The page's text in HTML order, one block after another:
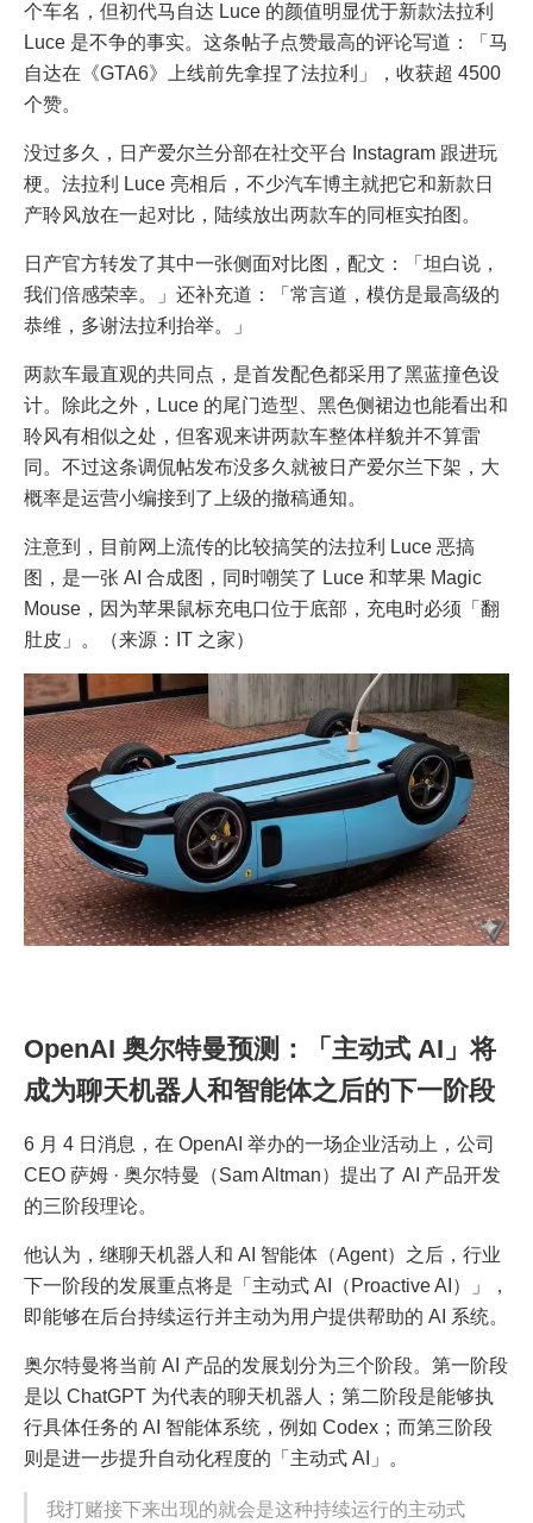
个车名，但初代马自达 Luce 的颜值明显优于新款法拉利
Luce 是不争的事实。这条帖子点赞最高的评论写道：「马
自达在《GTA6》上线前先拿捏了法拉利」，收获超 4500
个赞。
没过多久，日产爱尔兰分部在社交平台 Instagram 跟进玩
梗。法拉利 Luce 亮相后，不少汽车博主就把它和新款日
产聆风放在一起对比，陆续放出两款车的同框实拍图。
日产官方转发了其中一张侧面对比图，配文：「坦白说，
我们倍感荣幸。」还补充道：「常言道，模仿是最高级的
恭维，多谢法拉利抬举。」
两款车最直观的共同点，是首发配色都采用了黑蓝撞色设
计。除此之外，Luce 的尾门造型、黑色侧裙边也能看出和
聆风有相似之处，但客观来讲两款车整体样貌并不算雷
同。不过这条调侃帖发布没多久就被日产爱尔兰下架，大
概率是运营小编接到了上级的撤稿通知。
注意到，目前网上流传的比较搞笑的法拉利 Luce 恶搞
图，是一张 AI 合成图，同时嘲笑了 Luce 和苹果 Magic
Mouse，因为苹果鼠标充电口位于底部，充电时必须「翻
肚皮」。（来源：IT 之家）
OpenAI 奥尔特曼预测：「主动式 AI」将
成为聊天机器人和智能体之后的下一阶段
6 月 4 日消息，在 OpenAI 举办的一场企业活动上，公司
CEO 萨姆 · 奥尔特曼（Sam Altman）提出了 AI 产品开发
的三阶段理论。
他认为，继聊天机器人和 AI 智能体（Agent）之后，行业
下一阶段的发展重点将是「主动式 AI（Proactive AI）」，
即能够在后台持续运行并主动为用户提供帮助的 AI 系统。
奥尔特曼将当前 AI 产品的发展划分为三个阶段。第一阶段
是以 ChatGPT 为代表的聊天机器人；第二阶段是能够执
行具体任务的 AI 智能体系统，例如 Codex；而第三阶段
则是进一步提升自动化程度的「主动式 AI」。
我打赌接下来出现的就会是这种持续运行的主动式